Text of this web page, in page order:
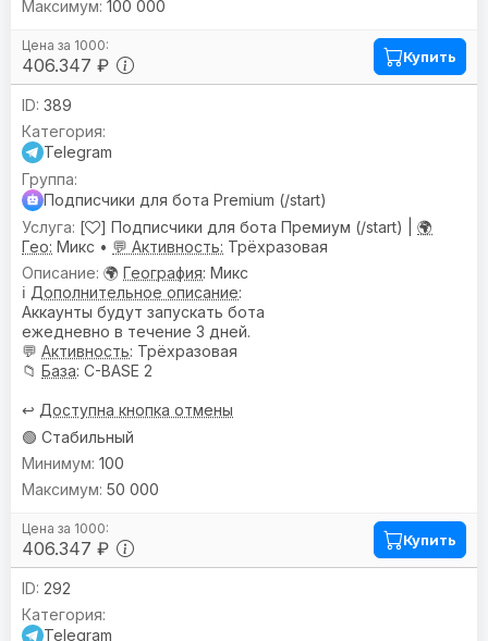
406.347 ₽
100 000
Купить
389
Telegram
Подписчики для бота Premium (/start)
[
] Подписчики для бота Премиум (/start) | 🌍
Гео: Микс • 💬 Активность: Трёхразовая
🌍 География: Микс
ℹ️ Дополнительное описание:
Аккаунты будут запускать бота
ежедневно в течение 3 дней.
💬 Активность: Трёхразовая
📁 База: C-BASE 2
↩️ Доступна кнопка отмены
🟢 Стабильный
406.347 ₽
100
50 000
Купить
292
Telegram